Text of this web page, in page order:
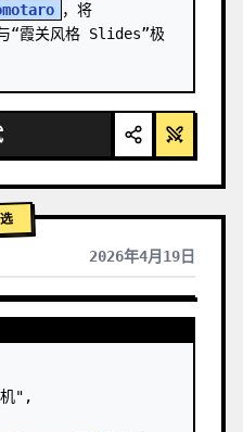
，将
“霞关风格 Slides”极
2026年4月19日
",